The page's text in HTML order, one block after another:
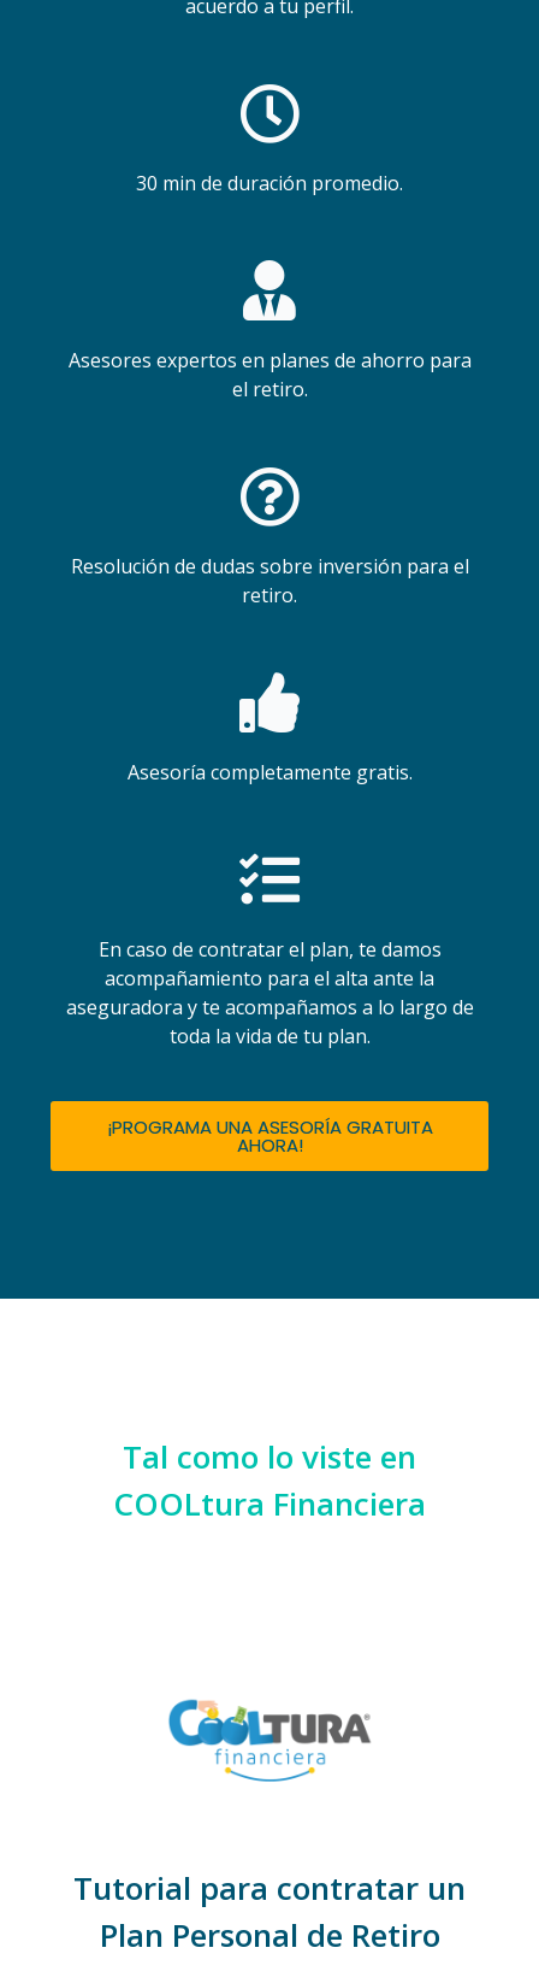
acuerdo a tu perfil.
30 min de duración promedio.
Asesores expertos en planes de ahorro para
el retiro.
Resolución de dudas sobre inversión para el
retiro.
Asesoría completamente gratis.
En caso de contratar el plan, te damos
acompañamiento para el alta ante la
aseguradora y te acompañamos a lo largo de
toda la vida de tu plan.
¡PROGRAMA UNA ASESORÍA GRATUITA
AHORA!
Tal como lo viste en
COOLtura Financiera
Tutorial para contratar un
Plan Personal de Retiro